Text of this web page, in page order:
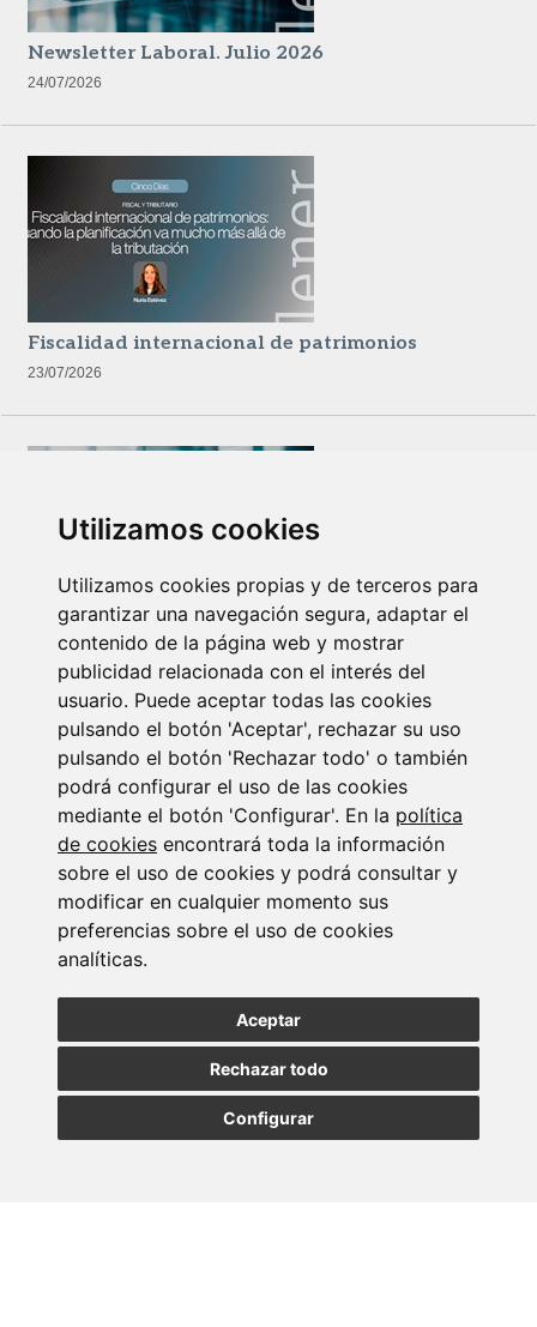
Utilizamos cookies
Utilizamos cookies propias y de terceros para
garantizar una navegación segura, adaptar el
contenido de la página web y mostrar
publicidad relacionada con el interés del
usuario. Puede aceptar todas las cookies
pulsando el botón 'Aceptar', rechazar su uso
pulsando el botón 'Rechazar todo' o también
podrá configurar el uso de las cookies
mediante el botón 'Configurar'. En la política
de cookies encontrará toda la información
sobre el uso de cookies y podrá consultar y
modificar en cualquier momento sus
preferencias sobre el uso de cookies
analíticas.
Aceptar
Rechazar todo
Configurar
Newsletter Laboral. Julio 2026
24/07/2026
Fiscalidad internacional de patrimonios
23/07/2026
Newsletter Insolvencias y Situaciones Especiales
14/07/2026
Suscribirse a la
newsletter
Entérate de nuestras últimas noticias
SUSCRIBIRSE